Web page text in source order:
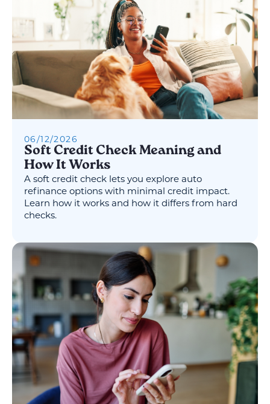
06/12/2026
Soft Credit Check Meaning and
How It Works
A soft credit check lets you explore auto
refinance options with minimal credit impact.
Learn how it works and how it differs from hard
checks.